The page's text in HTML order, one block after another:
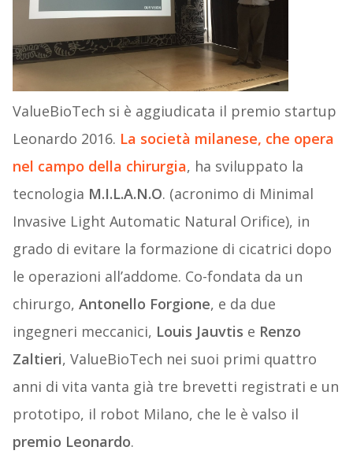
ValueBioTech si è aggiudicata il premio startup
Leonardo 2016. La società milanese, che opera
nel campo della chirurgia, ha sviluppato la
tecnologia M.I.L.A.N.O. (acronimo di Minimal
Invasive Light Automatic Natural Orifice), in
grado di evitare la formazione di cicatrici dopo
le operazioni all’addome. Co-fondata da un
chirurgo, Antonello Forgione, e da due
ingegneri meccanici, Louis Jauvtis e Renzo
Zaltieri, ValueBioTech nei suoi primi quattro
anni di vita vanta già tre brevetti registrati e un
prototipo, il robot Milano, che le è valso il
premio Leonardo.